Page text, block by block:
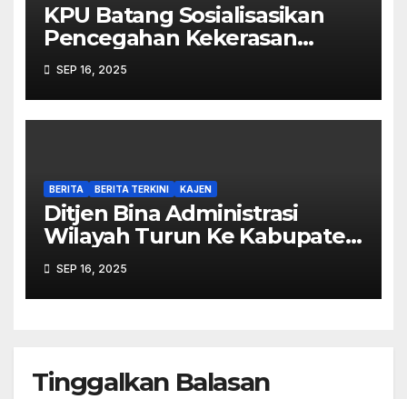
KPU Batang Sosialisasikan
Pencegahan Kekerasan
Seksual dalam Lingkungan
Kerja Pemilu
SEP 16, 2025
BERITA BERITA TERKINI KAJEN
Ditjen Bina Administrasi
Wilayah Turun Ke Kabupaten
Pekalongan Perkuat
Stabilitas
SEP 16, 2025
Tinggalkan Balasan